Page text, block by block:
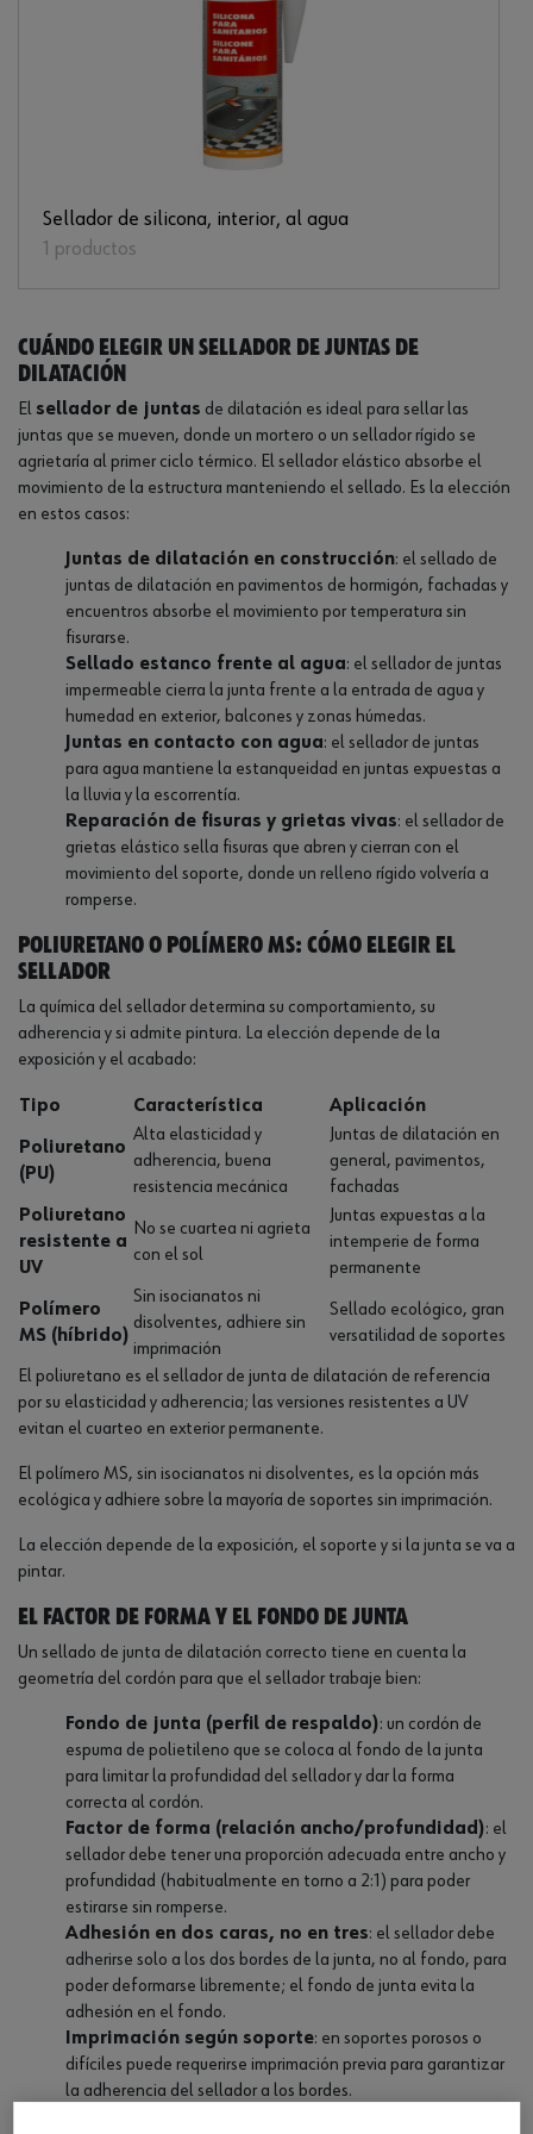
Sellador de silicona, interior, al agua
1 productos
Cuándo elegir un sellador de juntas de
dilatación
El sellador de juntas de dilatación es ideal para sellar las
juntas que se mueven, donde un mortero o un sellador rígido se
agrietaría al primer ciclo térmico. El sellador elástico absorbe el
movimiento de la estructura manteniendo el sellado. Es la elección
en estos casos:
Juntas de dilatación en construcción: el sellado de
juntas de dilatación en pavimentos de hormigón, fachadas y
encuentros absorbe el movimiento por temperatura sin
fisurarse.
Sellado estanco frente al agua: el sellador de juntas
impermeable cierra la junta frente a la entrada de agua y
humedad en exterior, balcones y zonas húmedas.
Juntas en contacto con agua: el sellador de juntas
para agua mantiene la estanqueidad en juntas expuestas a
la lluvia y la escorrentía.
Reparación de fisuras y grietas vivas: el sellador de
grietas elástico sella fisuras que abren y cierran con el
movimiento del soporte, donde un relleno rígido volvería a
romperse.
Poliuretano o polímero MS: cómo elegir el
sellador
La química del sellador determina su comportamiento, su
adherencia y si admite pintura. La elección depende de la
exposición y el acabado:
Tipo Característica Aplicación
Poliuretano
(PU)
Alta elasticidad y
adherencia, buena
resistencia mecánica
Juntas de dilatación en
general, pavimentos,
fachadas
Poliuretano
resistente a
UV
No se cuartea ni agrieta
con el sol
Juntas expuestas a la
intemperie de forma
permanente
Polímero
MS (híbrido)
Sin isocianatos ni
disolventes, adhiere sin
imprimación
Sellado ecológico, gran
versatilidad de soportes
El poliuretano es el sellador de junta de dilatación de referencia
por su elasticidad y adherencia; las versiones resistentes a UV
evitan el cuarteo en exterior permanente.
El polímero MS, sin isocianatos ni disolventes, es la opción más
ecológica y adhiere sobre la mayoría de soportes sin imprimación.
La elección depende de la exposición, el soporte y si la junta se va a
pintar.
El factor de forma y el fondo de junta
Un sellado de junta de dilatación correcto tiene en cuenta la
geometría del cordón para que el sellador trabaje bien:
Fondo de junta (perfil de respaldo): un cordón de
espuma de polietileno que se coloca al fondo de la junta
para limitar la profundidad del sellador y dar la forma
correcta al cordón.
Factor de forma (relación ancho/profundidad): el
sellador debe tener una proporción adecuada entre ancho y
profundidad (habitualmente en torno a 2:1) para poder
estirarse sin romperse.
Adhesión en dos caras, no en tres: el sellador debe
adherirse solo a los dos bordes de la junta, no al fondo, para
poder deformarse libremente; el fondo de junta evita la
adhesión en el fondo.
Imprimación según soporte: en soportes porosos o
difíciles puede requerirse imprimación previa para garantizar
la adherencia del sellador a los bordes.